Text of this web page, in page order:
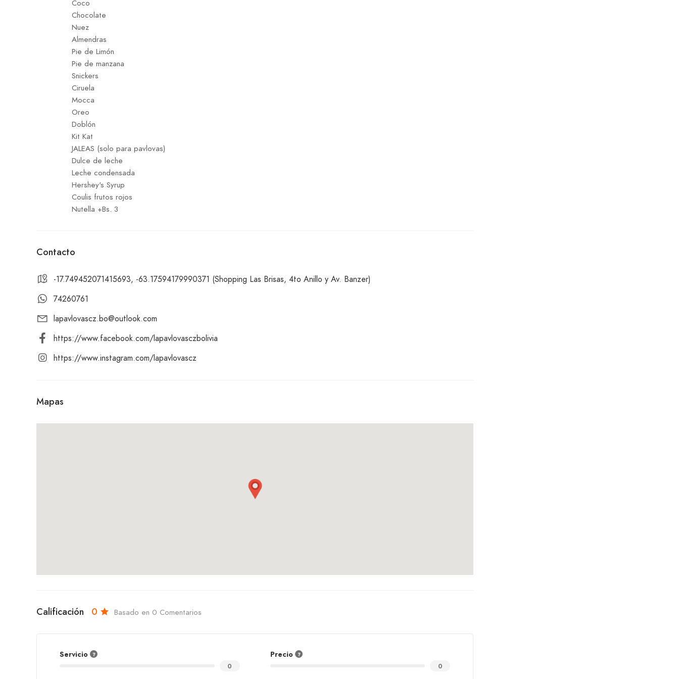
Coco
Chocolate
Nuez
Almendras
Pie de Limón
Pie de manzana
Snickers
Ciruela
Mocca
Oreo
Doblón
Kit Kat
JALEAS (solo para pavlovas)
Dulce de leche
Leche condensada
Hershey's Syrup
Coulis frutos rojos
Nutella +Bs. 3
Contacto
-17.749452071415693, -63.17594179990371 (Shopping Las Brisas, 4to Anillo y Av. Banzer)
74260761
lapavlovascz.bo@outlook.com
https://www.facebook.com/lapavlovasczbolivia
https://www.instagram.com/lapavlovascz
Mapas
Calificación 0 Basado en 0 Comentarios
Servicio
0
Precio
0